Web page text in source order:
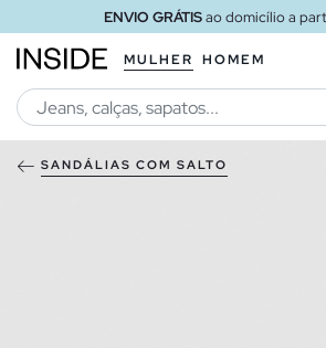
ENVIO GRÁTISao domicílio a
MULHER HOMEM
SANDÁLIAS COM SALTO